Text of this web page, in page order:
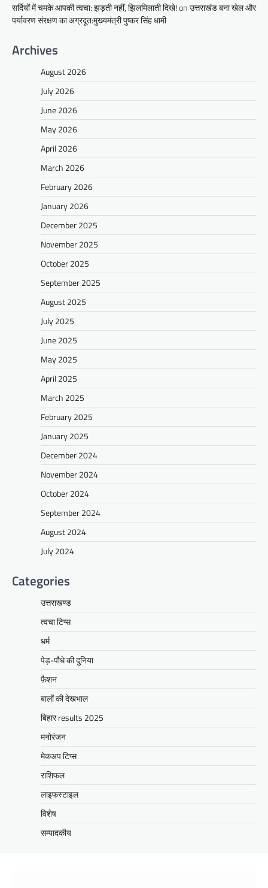
सर्दियों में चमके आपकी त्वचा: झड़ती नहीं, झिलमिलाती दिखे!onउत्तराखंड बना खेल और
पर्यावरण संरक्षण का अग्रदूत:मुख्यमंत्री पुष्कर सिंह धामी
Archives
August 2026
July 2026
June 2026
May 2026
April 2026
March 2026
February 2026
January 2026
December 2025
November 2025
October 2025
September 2025
August 2025
July 2025
June 2025
May 2025
April 2025
March 2025
February 2025
January 2025
December 2024
November 2024
October 2024
September 2024
August 2024
July 2024
Categories
उत्तराखण्ड
त्वचा टिप्स
धर्म
पेड़-पौधे की दुनिया
फ़ैशन
बालों की देखभाल
बिहार results 2025
मनोरंजन
मेकअप टिप्स
राशिफल
लाइफस्टाइल
विशेष
सम्पादकीय